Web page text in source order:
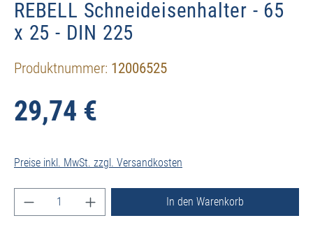
REBELL Schneideisenhalter - 65
x 25 - DIN 225
Produktnummer: 12006525
29,74 €
Preise inkl. MwSt. zzgl. Versandkosten
Produkt Anzahl: Gib den gewünschten Wert ein
In den Warenkorb